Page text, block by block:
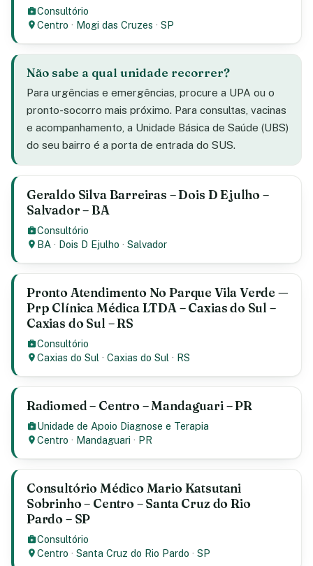
Consultório
Centro · Mogi das Cruzes ·SP
Não sabe a qual unidade recorrer?
Para urgências e emergências, procure a UPA ou o
pronto-socorro mais próximo. Para consultas, vacinas
e acompanhamento, a Unidade Básica de Saúde (UBS)
do seu bairro é a porta de entrada do SUS.
Geraldo Silva Barreiras – Dois D Ejulho –
Salvador – BA
Consultório
BA · Dois D Ejulho ·Salvador
Pronto Atendimento No Parque Vila Verde —
Prp Clínica Médica LTDA – Caxias do Sul –
Caxias do Sul – RS
Consultório
Caxias do Sul ·Caxias do Sul · RS
Radiomed – Centro – Mandaguari – PR
Unidade de Apoio Diagnose e Terapia
Centro · Mandaguari · PR
Consultório Médico Mario Katsutani
Sobrinho – Centro – Santa Cruz do Rio
Pardo – SP
Consultório
Centro ·Santa Cruz do Rio Pardo ·SP